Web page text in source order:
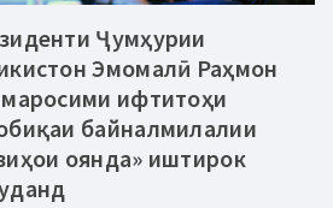
Ҷумҳурии
Эмомалӣ Раҳмон
ифтитоҳи
байналмилалии
оянда» иштирок